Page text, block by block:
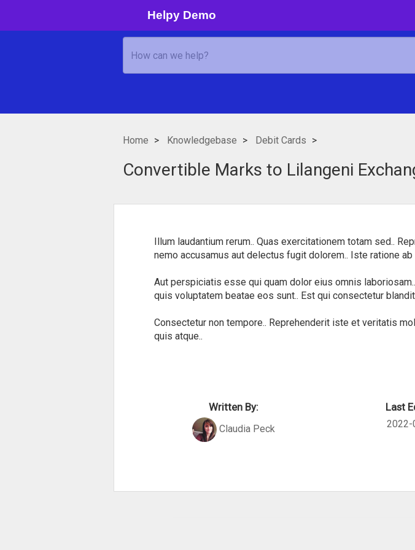
Helpy Demo
Home Knowledgebase Debit Cards
Convertible Marks to Lilangeni
Illum laudantium rerum.. Quas exercitationem totam sed..
nemo accusamus aut delectus fugit dolorem.. Iste ratione ab
Aut perspiciatis esse qui quam dolor eius omnis
quis voluptatem beatae eos sunt.. Est qui consectetur
Consectetur non tempore.. Reprehenderit iste et veritatis
quis atque..
Written By:
Claudia Peck
Last
2022-